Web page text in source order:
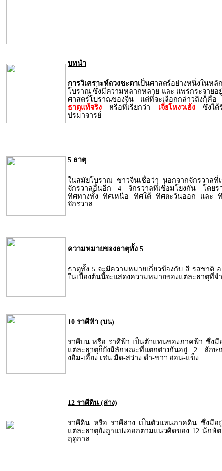
บทนำ
การวิเคราะห์ดวงชะตาเป็นศาสตร์อย่างหนึ่งในห
โบราณ ซึ่งมีความหลากหลาย และ แพร่กระจายอ
ศาสตร์โบราณของจีน แต่ที่จะเลือกกล่าวถึงก็คือ
ธาตุแท้จริง หรือที่เรียกว่า เจี่ยโหงวเฮ้ง
ซึ่งได้
ปรมาจารย์
5 ธาตุ
ในสมัยโบราณ ชาวจีนเชื่อว่า นอกจากจักรวาลที่
จักรวาลอื่นอีก 4 จักรวาลที่เชื่อมโยงกัน โดยร
ทิศทางทั้ง ทิศเหนือ ทิศใต้ ทิศตะวันออก และ
จักรวาล
ความหมายของธาตุทั้ง 5
ธาตุทั้ง 5 จะมีความหมายเกี่ยวข้องกับ สี รสชาติ อ
ในเบื้องต้นนี้จะแสดงความหมายของแต่ละธาตุที่จ
10 ราศีฟ้า (บน)
ราศีบน หรือ ราศีฟ้า เป็นตัวแทนของภาคฟ้า ซึ่งมี
แต่ละธาตุก็ยังมีลักษณะที่แตกต่างกันอยู่ 2 ลัก
งอิม-เอี้ยง เช่น มืด-สว่าง ดำ-ขาว อ่อน-แข็ง
12 ราศีดิน (ล่าง)
ราศีดิน หรือ ราศีล่าง เป็นตัวแทนภาคดิน ซึ่งมี
แต่ละธาตุยังถูกแบ่งออกตามแนวคิดของ 12 นักษั
ฤดูกาล